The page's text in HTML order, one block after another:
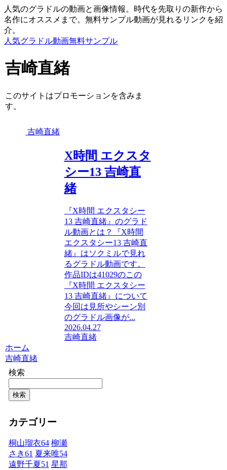
人気のグラドルの動画と画像情報。時代を先取りの新作から
名作にオススメまで。無料サンプル動画が見れるリンクを紹
介。
人気グラドル動画無料サンプル
吉崎直緒
このサイトはプロモーションを含みま
す。
吉崎直緒
X時間 エクスタ
シー13 吉崎直
緒
『X時間 エクスタシー
13 吉崎直緒』のグラド
ル動画とは？『X時間
エクスタシー13 吉崎直
緒』はソクミルで見れ
るグラドル動画です。
作品IDは41029のこの
『X時間 エクスタシー
13 吉崎直緒』について
今回は見所やシーン別
のグラドル画像が...
2026.04.27
吉崎直緒
ホーム
吉崎直緒
検索
検索
カテゴリー
桐山瑠衣64 柳瀬
さき61 夏来唯54
遠野千夏 51 星那